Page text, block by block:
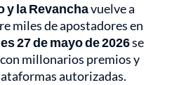
y la Revanchavuelve a
miles de apostadores en
27 de mayo de 2026se
millonarios premios y
autorizadas.